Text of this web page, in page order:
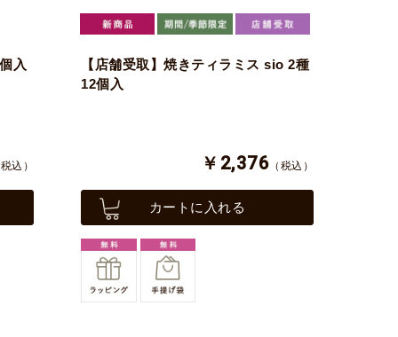
入
込）
【店舗受取】焼きティラミス sio 2種
12個入
￥2,376 （税込）
カートに入れる